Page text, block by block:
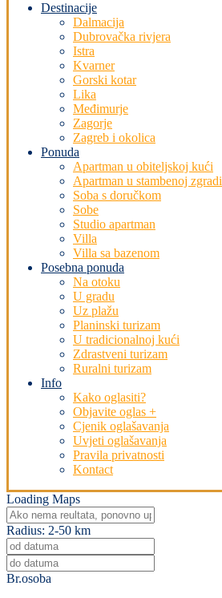
Destinacije
Dalmacija
Dubrovačka rivjera
Istra
Kvarner
Gorski kotar
Lika
Međimurje
Zagorje
Zagreb i okolica
Ponuda
Apartman u obiteljskoj kući
Apartman u stambenoj zgradi
Soba s doručkom
Sobe
Studio apartman
Villa
Villa sa bazenom
Posebna ponuda
Na otoku
U gradu
Uz plažu
Planinski turizam
U tradicionalnoj kući
Zdrastveni turizam
Ruralni turizam
Info
Kako oglasiti?
Objavite oglas +
Cjenik oglašavanja
Uvjeti oglašavanja
Pravila privatnosti
Kontact
Loading Maps
Radius: 2-50 km
Br.osoba